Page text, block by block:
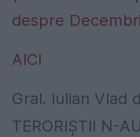
despre
AICI
Gral. Iulian Vlad
TERORIȘTII N-